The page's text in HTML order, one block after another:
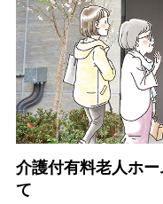
介護付有料老人ホ
て